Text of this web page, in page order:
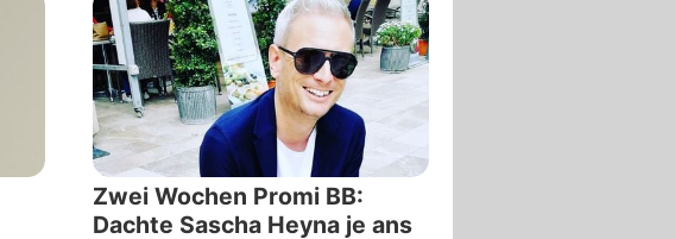
Zwei Wochen Promi BB:
Dachte Sascha Heyna je ans